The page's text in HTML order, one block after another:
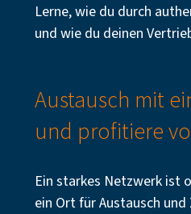
Lerne, wie du durch
und wie du deinen
Austausch mit
und profitiere
Ein starkes Netzwerk ist
ein Ort für Austausch